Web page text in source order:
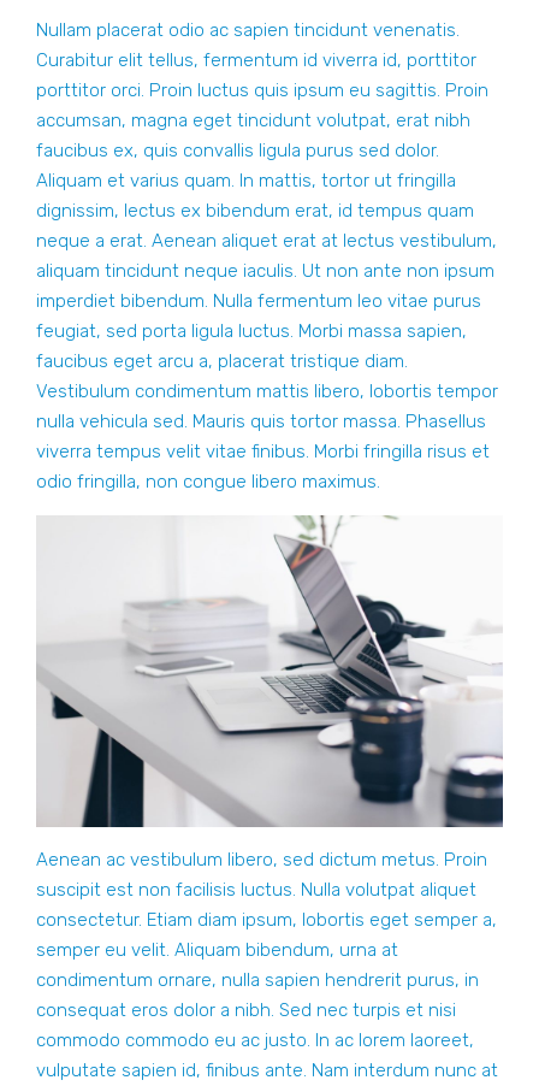
Nullam placerat odio ac sapien tincidunt venenatis.
Curabitur elit tellus, fermentum id viverra id, porttitor
porttitor orci. Proin luctus quis ipsum eu sagittis. Proin
accumsan, magna eget tincidunt volutpat, erat nibh
faucibus ex, quis convallis ligula purus sed dolor.
Aliquam et varius quam. In mattis, tortor ut fringilla
dignissim, lectus ex bibendum erat, id tempus quam
neque a erat. Aenean aliquet erat at lectus vestibulum,
aliquam tincidunt neque iaculis. Ut non ante non ipsum
imperdiet bibendum. Nulla fermentum leo vitae purus
feugiat, sed porta ligula luctus. Morbi massa sapien,
faucibus eget arcu a, placerat tristique diam.
Vestibulum condimentum mattis libero, lobortis tempor
nulla vehicula sed. Mauris quis tortor massa. Phasellus
viverra tempus velit vitae finibus. Morbi fringilla risus et
odio fringilla, non congue libero maximus.
Aenean ac vestibulum libero, sed dictum metus. Proin
suscipit est non facilisis luctus. Nulla volutpat aliquet
consectetur. Etiam diam ipsum, lobortis eget semper a,
semper eu velit. Aliquam bibendum, urna at
condimentum ornare, nulla sapien hendrerit purus, in
consequat eros dolor a nibh. Sed nec turpis et nisi
commodo commodo eu ac justo. In ac lorem laoreet,
vulputate sapien id, finibus ante. Nam interdum nunc at